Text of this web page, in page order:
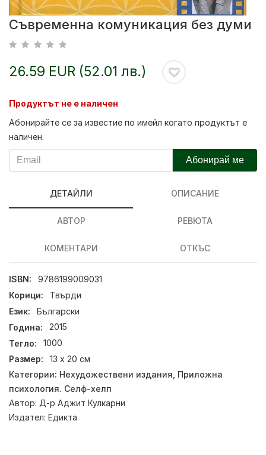
Съвременна комуникация без думи
26.59 EUR (52.01 лв.)
Продуктът не е наличен
Абонирайте се за известие по имейл когато продуктът е
наличен.
Абонирай ме
ДЕТАЙЛИ ОПИСАНИЕ
АВТОР РЕВЮТА
КОМЕНТАРИ ОТКЪС
ISBN:
9786199009031
Корици:
Твърди
Език:
Български
Година:
2015
Тегло:
1000
Размер:
13 х 20 см
Категории: Нехудожествени издания Приложна
психология. Селф-хелп
Автор: Д-р Аджит Кулкарни
Издател: Едикта